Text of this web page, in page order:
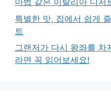
마법 같은 이탈리아 디저
특별한 맛, 집에서 쉽게
트
그랜저가 다시 왕좌를 차
라면 꼭 읽어보세요!